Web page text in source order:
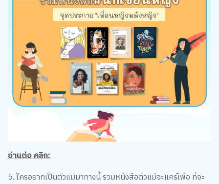
อ่านต่อ คลิก:
5. ใครอยากเป็นตัวแม่มาทางนี้ รวมหนังสือตัวแม่จะแคร์เพื่อ ที่จะ